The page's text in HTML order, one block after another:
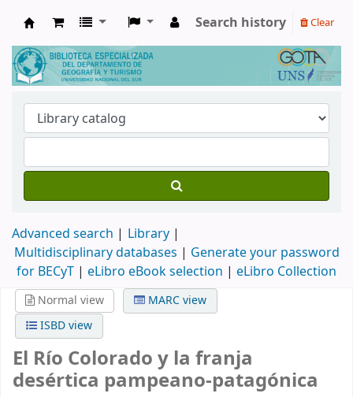
Biblioteca de Geografía y Turismo
Search history Clear
Advanced search
Library
Multidisciplinary databases | Generate your password
for BECyT | eLibro eBook selection | eLibro Collection
Normal view
MARC view
ISBD view
El Río Colorado y la franja
desértica pampeano-patagónica